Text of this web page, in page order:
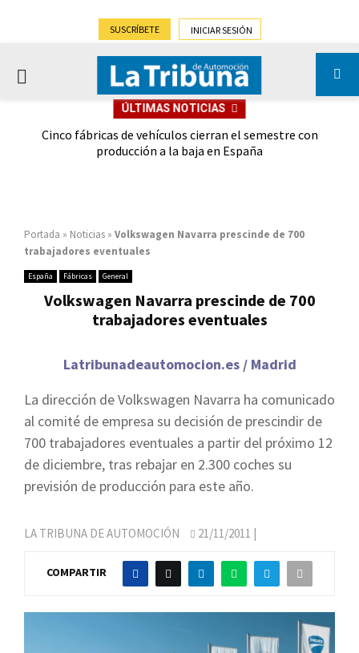
SUSCRÍBETE INICIAR SESIÓN
PRIMARY
ÚLTIMAS NOTICIAS
Cinco fábricas de vehículos cierran el semestre con
producción a la baja en España
Portada » Noticias » Volkswagen Navarra prescinde de 700
trabajadores eventuales
España Fábricas General
Volkswagen Navarra prescinde de 700
trabajadores eventuales
Latribunadeautomocion.es / Madrid
La dirección de Volkswagen Navarra ha comunicado
al comité de empresa su decisión de prescindir de
700 trabajadores eventuales a partir del próximo 12
de diciembre, tras rebajar en 2.300 coches su
previsión de producción para este año.
LA TRIBUNA DE AUTOMOCIÓN 21/11/2011 |
COMPARTIR